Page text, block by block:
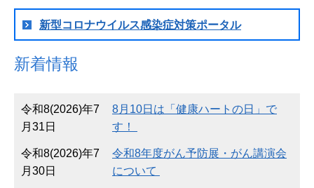
新型コロナウイルス感染症対策ポータル
新着情報
令和8(2026)年7
月31日
8月10日は「健康ハートの日」で
す！
令和8(2026)年7
月30日
令和8年度がん予防展・がん講演会
について